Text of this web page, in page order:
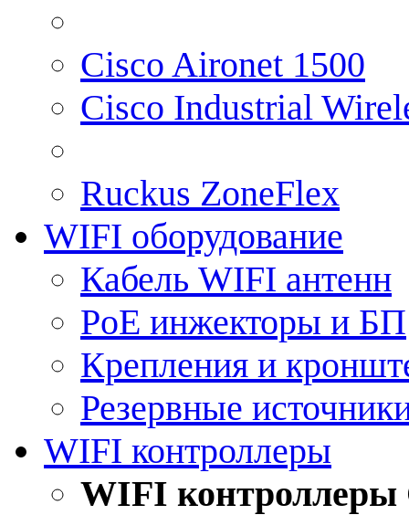
Cisco Aironet 1500
Cisco Industrial
Ruckus ZoneFlex
WIFI оборудование
Кабель WIFI антенн
PoE инжекторы и БП
Крепления и
Резервные
WIFI контроллеры
WIFI контроллеры